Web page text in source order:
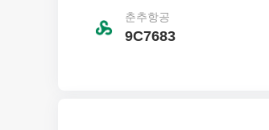
춘추항공
9C7683